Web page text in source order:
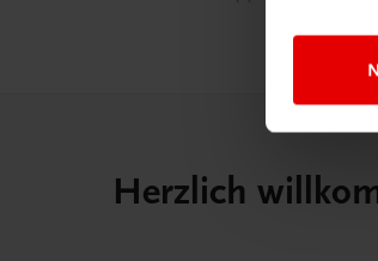
Herzlich